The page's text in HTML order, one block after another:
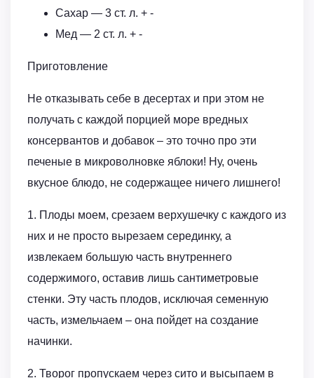
Сахар — 3 ст. л. + -
Мед — 2 ст. л. + -
Приготовление
Не отказывать себе в десертах и при этом не
получать с каждой порцией море вредных
консервантов и добавок – это точно про эти
печеные в микроволновке яблоки! Ну, очень
вкусное блюдо, не содержащее ничего лишнего!
1. Плоды моем, срезаем верхушечку с каждого из
них и не просто вырезаем серединку, а
извлекаем большую часть внутреннего
содержимого, оставив лишь сантиметровые
стенки. Эту часть плодов, исключая семенную
часть, измельчаем – она пойдет на создание
начинки.
2. Творог пропускаем через сито и высыпаем в